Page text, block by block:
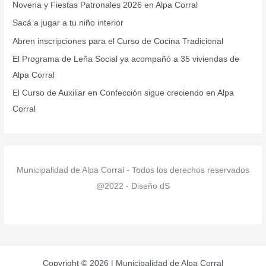
p
o
r
:
Novena y Fiestas Patronales 2026 en Alpa Corral
Sacá a jugar a tu niño interior
Abren inscripciones para el Curso de Cocina Tradicional
El Programa de Leña Social ya acompañó a 35 viviendas de
Alpa Corral
El Curso de Auxiliar en Confección sigue creciendo en Alpa
Corral
Municipalidad de Alpa Corral - Todos los derechos reservados
@2022 - Diseño dS
Copyright © 2026 | Municipalidad de Alpa Corral